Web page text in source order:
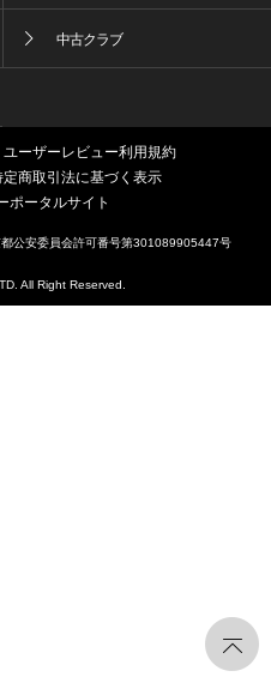
中古クラブ
ユーザーレビュー利用規約
定商取引法に基づく表示
ポータルサイト
公安委員会許可番号第301089905447号
All Right Reserved.